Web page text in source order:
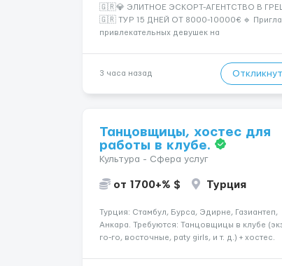
🇬🇷💎 ЭЛИТНОЕ ЭСКОРТ-АГЕНТСТВО В
🇬🇷 ТУР 15 ДНЕЙ ОТ 8000-10000€ 🔹
привлекательных девушек на
хорошие деньги 💶 — это предложение для
3 часа назад
Танцовщицы, хостес для
работы в клубе.
Культура - Сфера услуг
от 1700+% $ Турция
Турция: Стамбул, Бурса, Эдирне, Газиантеп,
Анкара. Требуются: Танцовщицы в клубе
го-го, восточные, paty girls, и т. д.) + хостес.